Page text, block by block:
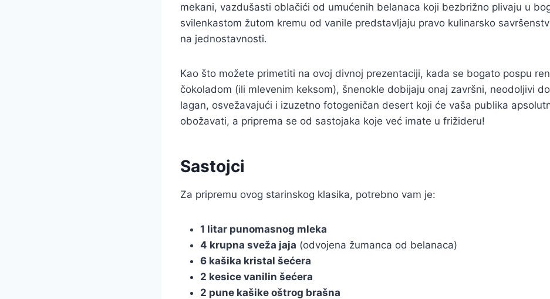
mekani, vazdušasti oblačići od umućenih belanaca koji bezbrižno plivaju u
svilenkastom žutom kremu od vanile predstavljaju pravo kulinarsko
na jednostavnosti.
Kao što možete primetiti na ovoj divnoj prezentaciji, kada se bogato pospu
čokoladom (ili mlevenim keksom), šnenokle dobijaju onaj završni, neodoljivi
lagan, osvežavajući i izuzetno fotogeničan desert koji će vaša publika
obožavati, a priprema se od sastojaka koje već imate u frižideru!
Sastojci
Za pripremu ovog starinskog klasika, potrebno vam je:
1 litar punomasnog mleka
4 krupna sveža jaja (odvojena žumanca od belanaca)
6 kašika kristal šećera
2 kesice vanilin šećera
2 pune kašike oštrog brašna